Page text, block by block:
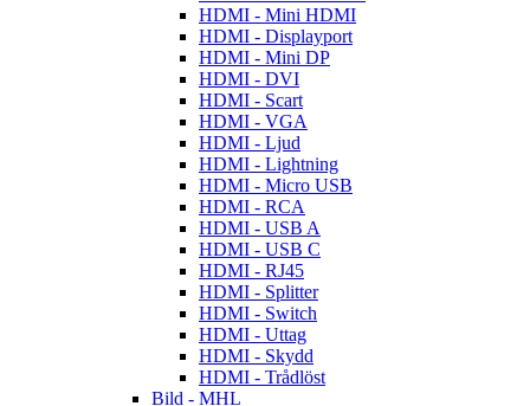
HDMI - Mini HDMI
HDMI - Displayport
HDMI - Mini DP
HDMI - DVI
HDMI - Scart
HDMI - VGA
HDMI - Ljud
HDMI - Lightning
HDMI - Micro USB
HDMI - RCA
HDMI - USB A
HDMI - USB C
HDMI - RJ45
HDMI - Splitter
HDMI - Switch
HDMI - Uttag
HDMI - Skydd
HDMI - Trådlöst
Bild - MHL